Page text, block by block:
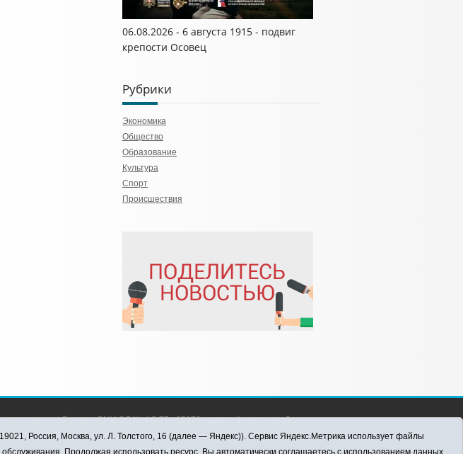
06.08.2026 - 6 августа 1915 - подвиг
крепости Осовец
Рубрики
Экономика
Общество
Образование
Культура
Спорт
Происшествия
номер СМИ ЭЛ № ФС 77 - 65176 выдано Федеральной
по надзору в сфере связи, информационных технологий и массовых
(Роскомнадзор) 28.03.2016 г.
Россия, Москва, ул. Л. Толстого, 16 (далее — Яндекс)). Сервис Яндекс.Метрика использует файлы
Продолжая использовать ресурс, Вы автоматически соглашаетесь с использованием данных